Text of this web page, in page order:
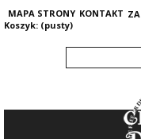
MAPA STRONY KONTAKT
Koszyk: (pusty)